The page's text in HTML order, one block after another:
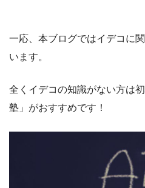
一応、本ブログではイデコに
います。
全くイデコの知識がない方は
塾」がおすすめです！